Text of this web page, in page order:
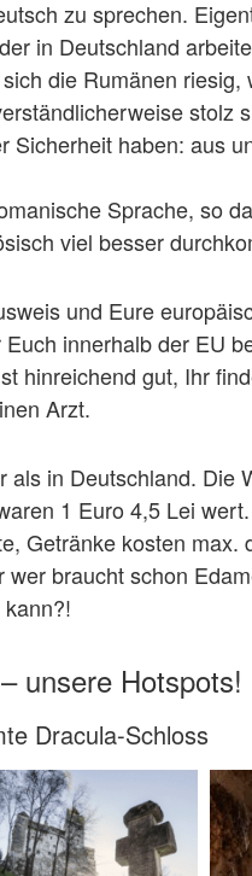
zu sprechen.
in Deutschland
die Rumänen riesig,
stolz
Sicherheit haben: aus
Sprache, so
viel besser
und Eure
innerhalb der EU
hinreichend gut, Ihr
Arzt.
in Deutschland. Die
1 Euro 4,5 Lei
Getränke kosten max.
braucht schon
unsere Hotspots!
Dracula-Schloss